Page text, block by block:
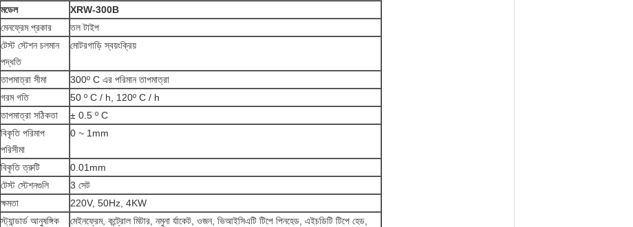
মডেল
XRW-300B
মেনফ্রেম প্রকার
তল টাইপ
টেস্ট স্টেশন চলমান
পদ্ধতি
মোটরগাড়ি স্বয়ংক্রিয়
তাপমাত্রা সীমা
300º C এর পরিমান তাপমাত্রা
গরম গতি
50 º C / h, 120º C / h
তাপমাত্রা সঠিকতা
± 0.5 º C
বিকৃতি পরিমাপ
পরিসীমা
0 ~ 1mm
বিকৃতি ত্রুটি
0.01mm
টেস্ট স্টেশনগুলি
3 সেট
ক্ষমতা
220V, 50Hz, 4KW
স্ট্যান্ডার্ড আনুষঙ্গিক
মেইনফ্রেম, কন্ট্রোল মিটার, নমুনা র্যাকেট, ওজন, ভিআইসিএটি টিপে পিনহেড, এইচডিটি টিপে হেড,